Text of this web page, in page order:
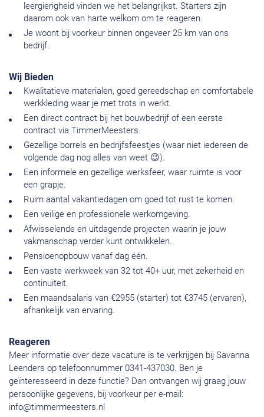
leergierigheid vinden we het belangrijkst. Starters zijn
daarom ook van harte welkom om te reageren.
Je woont bij voorkeur binnen ongeveer 25 km van ons
bedrijf.
Wij Bieden
Kwalitatieve materialen, goed gereedschap en comfortabele
werkkleding waar je met trots in werkt.
Een direct contract bij het bouwbedrijf of een eerste
contract via TimmerMeesters.
Gezellige borrels en bedrijfsfeestjes (waar niet iedereen de
volgende dag nog alles van weet 😉).
Een informele en gezellige werksfeer, waar ruimte is voor
een grapje.
Ruim aantal vakantiedagen om goed tot rust te komen.
Een veilige en professionele werkomgeving.
Afwisselende en uitdagende projecten waarin je jouw
vakmanschap verder kunt ontwikkelen.
Pensioenopbouw vanaf dag één.
Een vaste werkweek van 32 tot 40+ uur, met zekerheid en
continuïteit.
Een maandsalaris van €2955 (starter) tot €3745 (ervaren),
afhankelijk van ervaring.
Reageren
Meer informatie over deze vacature is te verkrijgen bij Savanna
Leenders op telefoonnummer 0341-437030. Ben je
geïnteresseerd in deze functie? Dan ontvangen wij graag jouw
persoonlijke gegevens, bij voorkeur per e-mail:
info@timmermeesters.nl